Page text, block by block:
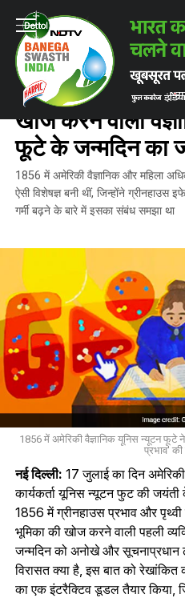
Home / ताज़ातरीन ख़बरें गूगल डूडल
ताज़ातरीन ख़बरें
गूगल डूडल ने
खोज करने वाली
फूटे के जन्मदिन का
1856 में अमेरिकी वैज्ञानिक और महिला
ऐसी विशेषज्ञ बनी थीं, जिन्होंने
गर्मी बढ़ने के बारे में इसका संबंध समझा था
1856 में अमेरिकी वैज्ञानिक यूनिस न्यूटन
प्रभाव'
नई दिल्ली: 17 जुलाई का दिन
कार्यकर्ता यूनिस न्यूटन फुट की
1856 में ग्रीनहाउस प्रभाव और
भूमिका की खोज करने वाली पहली
जन्मदिन को अनोखे और सूचनाप्रधान
विरासत क्या है, इस बात को
का एक इंटरैक्टिव डूडल तैयार किया,